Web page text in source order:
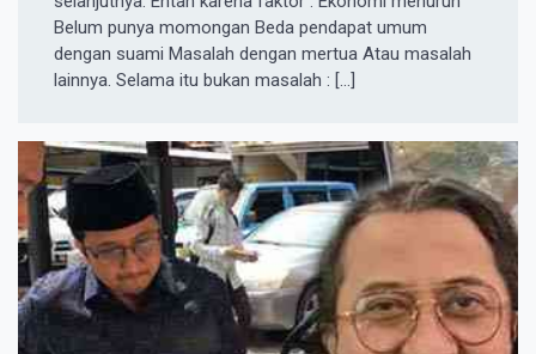
Belum punya momongan Beda pendapat umum
dengan suami Masalah dengan mertua Atau masalah
lainnya. Selama itu bukan masalah : […]